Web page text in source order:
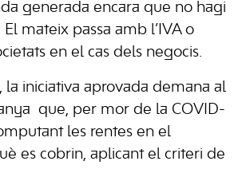
generada encara que no hagi
mateix passa amb l’IVA o
en el cas dels negocis.
la iniciativa aprovada demana al
que, per mor de la COVID-
les rentes en el
es cobrin, aplicant el criteri de